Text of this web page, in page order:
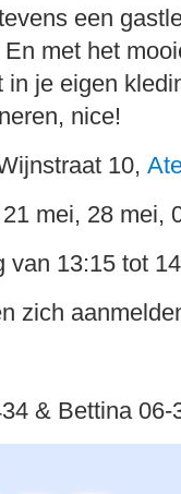
een
met het
je eigen
nice!
10,
mei, 28 mei,
van 13:15 tot
zich
& Bettina 06-